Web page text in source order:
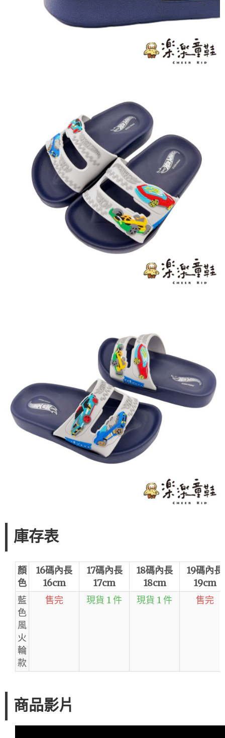
庫存表
顏
色
16碼內長
16cm
17碼內長
17cm
18碼內長
18cm
19碼內長
19cm
藍
色
風
火
輪
款
售完 現貨 1 件 現貨 1 件 售完
商品影片